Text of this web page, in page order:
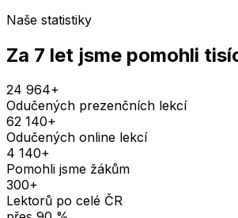
Naše statistiky
Za 7 let jsme pomohli
24 964+
Odučených prezenčních lekcí
62 140+
Odučených online lekcí
4 140+
Pomohli jsme žákům
300+
Lektorů po celé ČR